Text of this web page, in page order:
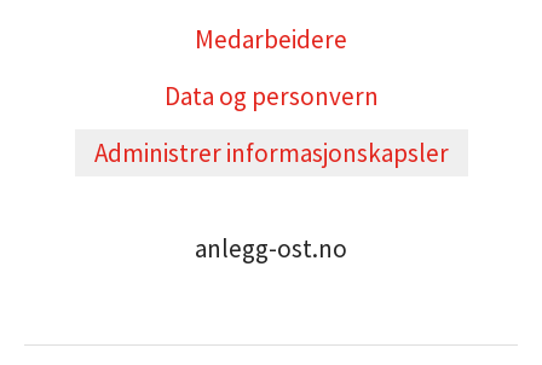
Medarbeidere
Data og personvern
Administrer informasjonskapsler
anlegg-ost.no